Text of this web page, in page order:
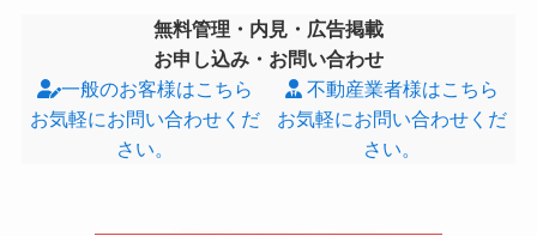
無料管理・内見・広告掲載
お申し込み・お問い合わせ
一般のお客様はこちら
お気軽にお問い合わせくだ
さい。
不動産業者様はこちら
お気軽にお問い合わせくだ
さい。